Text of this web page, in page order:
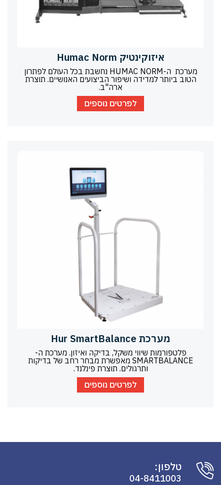
איזוקינטיק Humac Norm
מערכת ה-HUMAC NORM נחשבת בכל העולם לפתרון
הטוב ביותר למדידה ושיפור הביצועים האנושיים. תוצרת
ארה"ב.
לפרטים נוספים
מערכת Hur SmartBalance
פלטפורמות שיווי משקל, בדיקה ואיזון. מערכת ה-
SMARTBALANCE מאפשרת מבחר רחב של בדיקות
ותרגולים. תוצרת פינלנד.
לפרטים נוספים
טלפון:
04-8411003